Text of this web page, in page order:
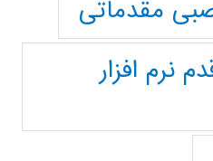
مقدماتی
نرم افزار